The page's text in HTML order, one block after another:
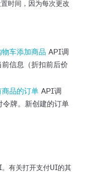
时间，因为每次更改
物车添加商品 API调
信息（折扣前后价
商品的订单 API调
令牌。新创建的订单
有关打开支付UI的其